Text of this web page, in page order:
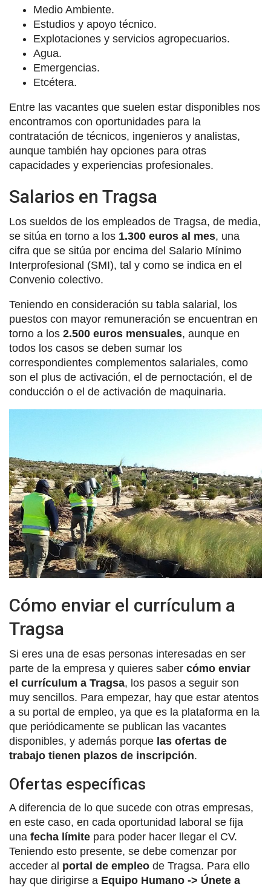
Medio Ambiente.
Estudios y apoyo técnico.
Explotaciones y servicios agropecuarios.
Agua.
Emergencias.
Etcétera.
Entre las vacantes que suelen estar disponibles nos
encontramos con oportunidades para la
contratación de técnicos, ingenieros y analistas,
aunque también hay opciones para otras
capacidades y experiencias profesionales.
Salarios en Tragsa
Los sueldos de los empleados de Tragsa, de media,
se sitúa en torno a los 1.300 euros al mes, una
cifra que se sitúa por encima del Salario Mínimo
Interprofesional (SMI), tal y como se indica en el
Convenio colectivo.
Teniendo en consideración su tabla salarial, los
puestos con mayor remuneración se encuentran en
torno a los 2.500 euros mensuales, aunque en
todos los casos se deben sumar los
correspondientes complementos salariales, como
son el plus de activación, el de pernoctación, el de
conducción o el de activación de maquinaria.
Cómo enviar el currículum a
Tragsa
Si eres una de esas personas interesadas en ser
parte de la empresa y quieres saber cómo enviar
el currículum a Tragsa, los pasos a seguir son
muy sencillos. Para empezar, hay que estar atentos
a su portal de empleo, ya que es la plataforma en la
que periódicamente se publican las vacantes
disponibles, y además porque las ofertas de
trabajo tienen plazos de inscripción.
Ofertas específicas
A diferencia de lo que sucede con otras empresas,
en este caso, en cada oportunidad laboral se fija
una fecha límite para poder hacer llegar el CV.
Teniendo esto presente, se debe comenzar por
acceder al portal de empleo de Tragsa. Para ello
hay que dirigirse a Equipo Humano -> Únete a